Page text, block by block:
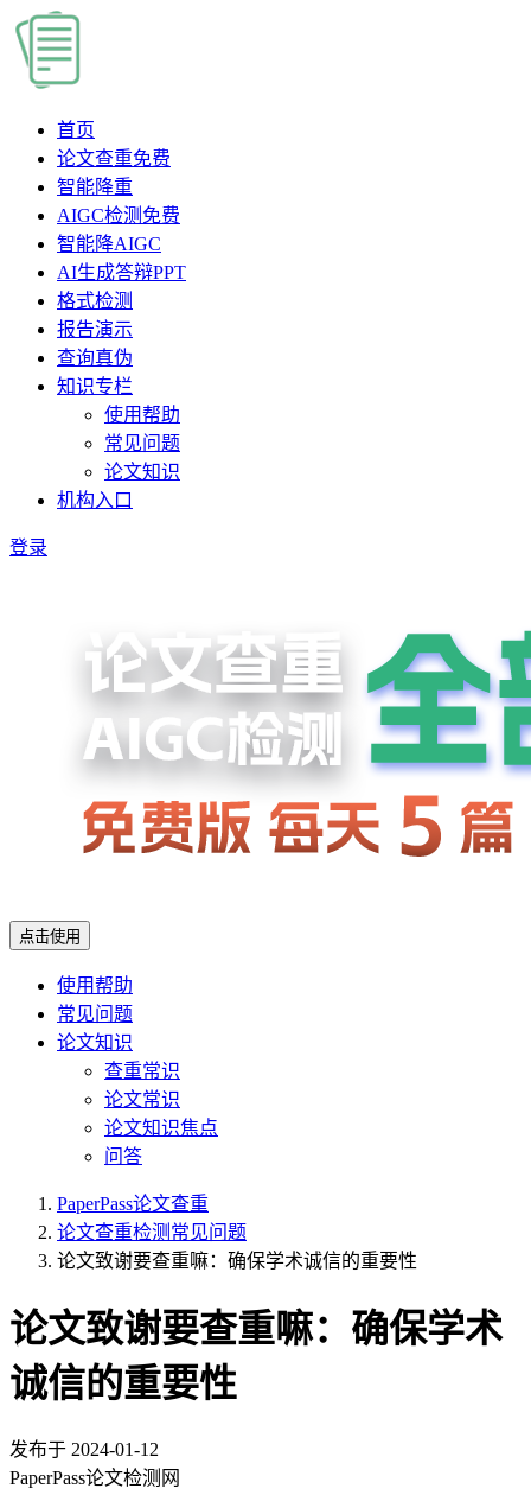
首页
论文查重免费
智能降重
AIGC检测 免费
智能降AIGC
AI生成答辩PPT
格式检测
报告演示
查询真伪
知识专栏
使用帮助
常见问题
论文知识
机构入口
登录
点击使用
使用帮助
常见问题
论文知识
查重常识
论文常识
论文知识焦点
问答
PaperPass论文查重
论文查重检测常见问题
论文致谢要查重嘛：确保学术诚信的重要性
论文致谢要查重嘛：确保学术
诚信的重要性
发布于 2024-01-12
PaperPass论文检测网